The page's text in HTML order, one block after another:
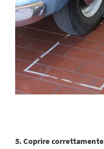
5. Coprire correttamente